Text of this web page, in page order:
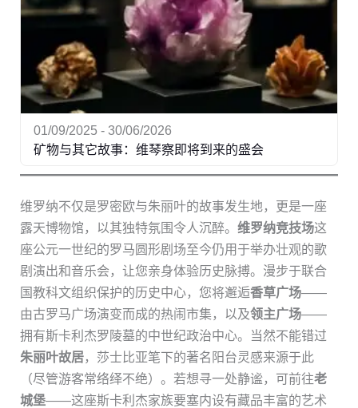
01/09/2025 - 30/06/2026
矿物与其它故事：维琴察即将到来的盛会
维罗纳不仅是罗密欧与朱丽叶的故事发生地，更是一座
露天博物馆，以其独特氛围令人沉醉。 维罗纳竞技场这
座公元一世纪的罗马圆形剧场至今仍用于举办壮观的歌
剧演出和音乐会，让您亲身体验历史脉搏。漫步于联合
国教科文组织保护的历史中心，您将邂逅香草广场——
由古罗马广场演变而成的热闹市集，以及领主广场——
拥有斯卡利杰罗陵墓的中世纪政治中心。当然不能错过
朱丽叶故居，莎士比亚笔下的著名阳台灵感来源于此
（尽管游客常络绎不绝）。若想寻一处静谧，可前往老
城堡——这座斯卡利杰家族要塞内设有藏品丰富的艺术